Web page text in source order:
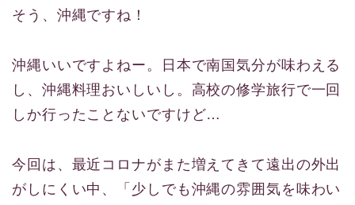
そう、沖縄ですね！
沖縄いいですよねー。日本で南国気分が味わえる
し、沖縄料理おいしいし。高校の修学旅行で一回
しか行ったことないですけど…
今回は、最近コロナがまた増えてきて遠出の外出
がしにくい中、「少しでも沖縄の雰囲気を味わい